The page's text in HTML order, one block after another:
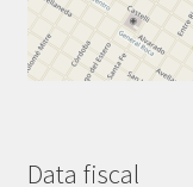
Data fiscal